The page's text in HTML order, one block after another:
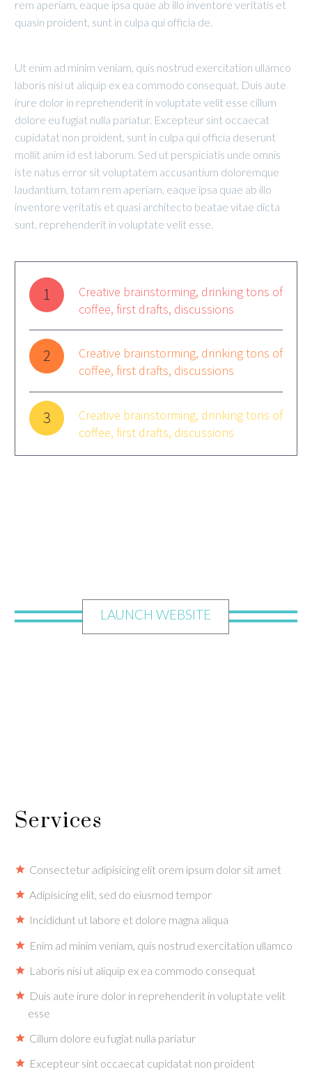
rem aperiam, eaque ipsa quae ab illo inventore veritatis et
quasin proident, sunt in culpa qui officia de.
Ut enim ad minim veniam, quis nostrud exercitation ullamco
laboris nisi ut aliquip ex ea commodo consequat. Duis aute
irure dolor in reprehenderit in voluptate velit esse cillum
dolore eu fugiat nulla pariatur. Excepteur sint occaecat
cupidatat non proident, sunt in culpa qui officia deserunt
mollit anim id est laborum. Sed ut perspiciatis unde omnis
iste natus error sit voluptatem accusantium doloremque
laudantium, totam rem aperiam, eaque ipsa quae ab illo
inventore veritatis et quasi architecto beatae vitae dicta
sunt. reprehenderit in voluptate velit esse.
1
Creative brainstorming, drinking tons of
coffee, first drafts, discussions
2
Creative brainstorming, drinking tons of
coffee, first drafts, discussions
3
Creative brainstorming, drinking tons of
coffee, first drafts, discussions
LAUNCH WEBSITE
Services
Consectetur adipisicing elit orem ipsum dolor sit amet
Adipisicing elit, sed do eiusmod tempor
Incididunt ut labore et dolore magna aliqua
Enim ad minim veniam, quis nostrud exercitation ullamco
Laboris nisi ut aliquip ex ea commodo consequat
Duis aute irure dolor in reprehenderit in voluptate velit
esse
Cillum dolore eu fugiat nulla pariatur
Excepteur sint occaecat cupidatat non proident